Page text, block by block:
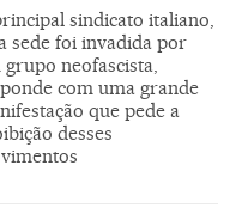
sindicato italiano,
sede foi invadida por
grupo neofascista,
com uma grande
que pede a
desses